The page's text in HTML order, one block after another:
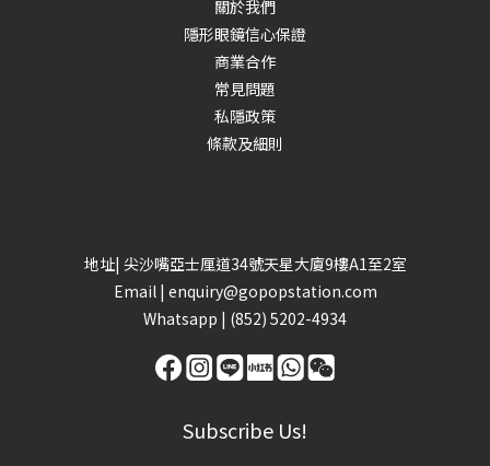
關於我們
隱形眼鏡信心保證
商業合作
常見問題
私隱政策
條款及細則
地址| 尖沙嘴亞士厘道34號天星大廈9樓A1至2室
Email | enquiry@gopopstation.com
Whatsapp | (852) 5202-4934
Subscribe Us!